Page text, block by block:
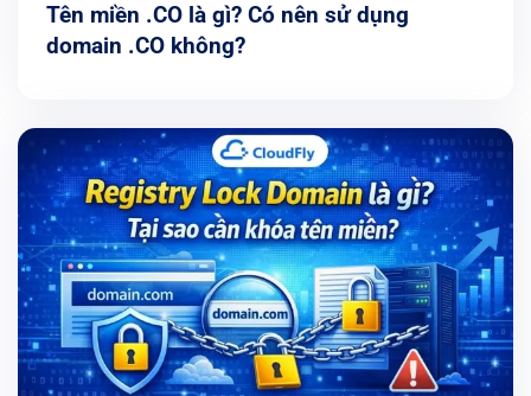
Tên miền .CO là gì? Có nên sử dụng
domain .CO không?